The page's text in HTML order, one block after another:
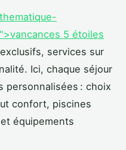
5 étoiles
services sur
Ici, chaque séjour
personnalisées : choix
confort, piscines
équipements